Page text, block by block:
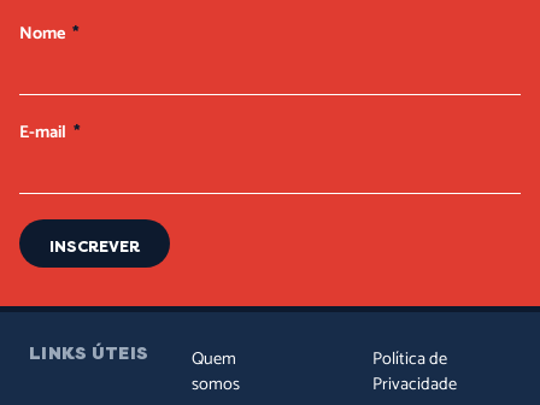
Nome
E-mail
INSCREVER
LINKS ÚTEIS
Quem
somos
Política de
Privacidade